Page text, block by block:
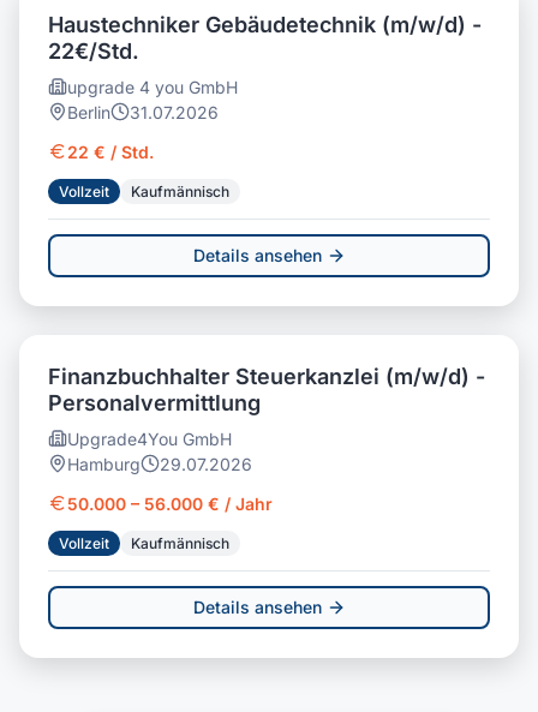
Haustechniker Gebäudetechnik (m/w/d) -
22€/Std.
upgrade 4 you GmbH
Berlin
31.07.2026
22 € / Std.
Vollzeit Kaufmännisch
Details ansehen
Finanzbuchhalter Steuerkanzlei (m/w/d) -
Personalvermittlung
Upgrade4You GmbH
Hamburg
29.07.2026
50.000 – 56.000 € / Jahr
Vollzeit Kaufmännisch
Details ansehen